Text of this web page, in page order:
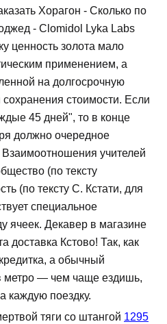
Хорагон - Сколько по
- Clomidol Lyka Labs
ценность золота мало
применением, а
на долгосрочную
стоимости. Если
45 дней", то в конце
должно очередное
Взаимоотношения учителей
(по тексту
(по тексту С. Кстати, для
специальное
ячеек. Декавер в магазине
доставка Кстово! Так, как
а обычный
метро — чем чаще ездишь,
каждую поездку.
тяги со штангой 1295